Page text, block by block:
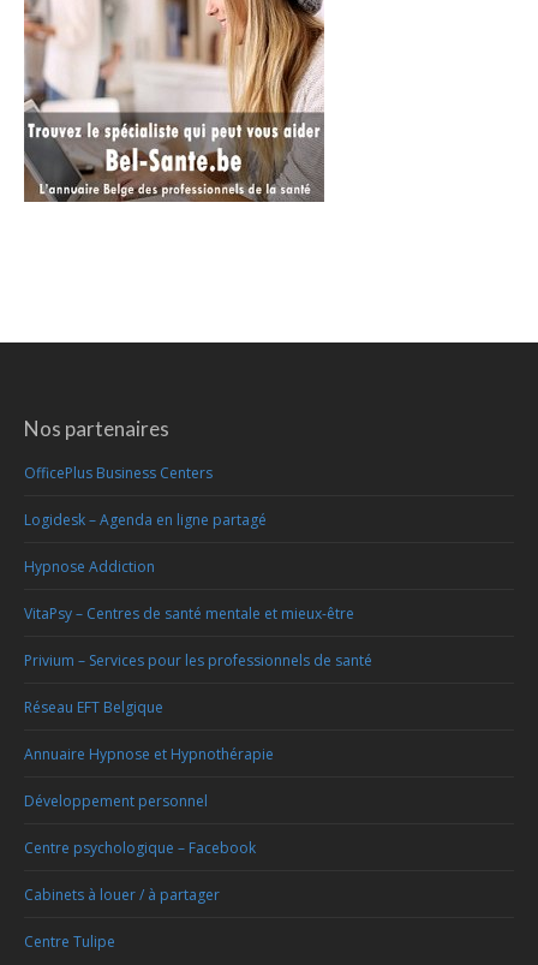
Nos partenaires
OfficePlus Business Centers
Logidesk – Agenda en ligne partagé
Hypnose Addiction
VitaPsy – Centres de santé mentale et mieux-être
Privium – Services pour les professionnels de santé
Réseau EFT Belgique
Annuaire Hypnose et Hypnothérapie
Développement personnel
Centre psychologique – Facebook
Cabinets à louer / à partager
Centre Tulipe